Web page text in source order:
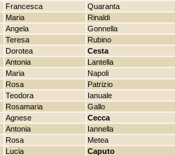
Francesca Quaranta
Maria Rinaldi
Angela Gonnella
Teresa Rubino
Dorotea Cesta
Antonia Lantella
Maria Napoli
Rosa Patrizio
Teodora Ianuale
Rosamaria Gallo
Agnese Cecca
Antonia Iannella
Rosa Metea
Lucia Caputo